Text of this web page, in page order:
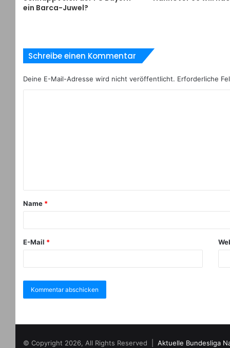
ein Barca-Juwel?
Schreibe einen Kommentar
Deine E-Mail-Adresse wird nicht veröffentlicht. Erforderliche
Name *
E-Mail *
© Copyright 2026, All Rights Reserved | Aktuelle Bundesliga